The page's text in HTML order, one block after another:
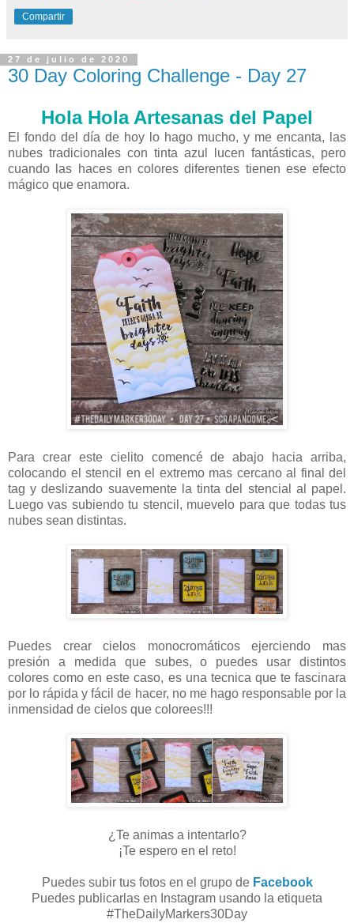
Compartir
27 de julio de 2020
30 Day Coloring Challenge - Day 27
Hola Hola Artesanas del Papel
El fondo del día de hoy lo hago mucho, y me encanta, las
nubes tradicionales con tinta azul lucen fantásticas, pero
cuando las haces en colores diferentes tienen ese efecto
mágico que enamora.
Para crear este cielito comencé de abajo hacia arriba,
colocando el stencil en el extremo mas cercano al final del
tag y deslizando suavemente la tinta del stencial al papel.
Luego vas subiendo tu stencil, muevelo para que todas tus
nubes sean distintas.
Puedes crear cielos monocromáticos ejerciendo mas
presión a medida que subes, o puedes usar distintos
colores como en este caso, es una tecnica que te fascinara
por lo rápida y fácil de hacer, no me hago responsable por la
inmensidad de cielos que colorees!!!
¿Te animas a intentarlo?
¡Te espero en el reto!
Puedes subir tus fotos en el grupo de Facebook
Puedes publicarlas en Instagram usando la etiqueta
#TheDailyMarkers30Day